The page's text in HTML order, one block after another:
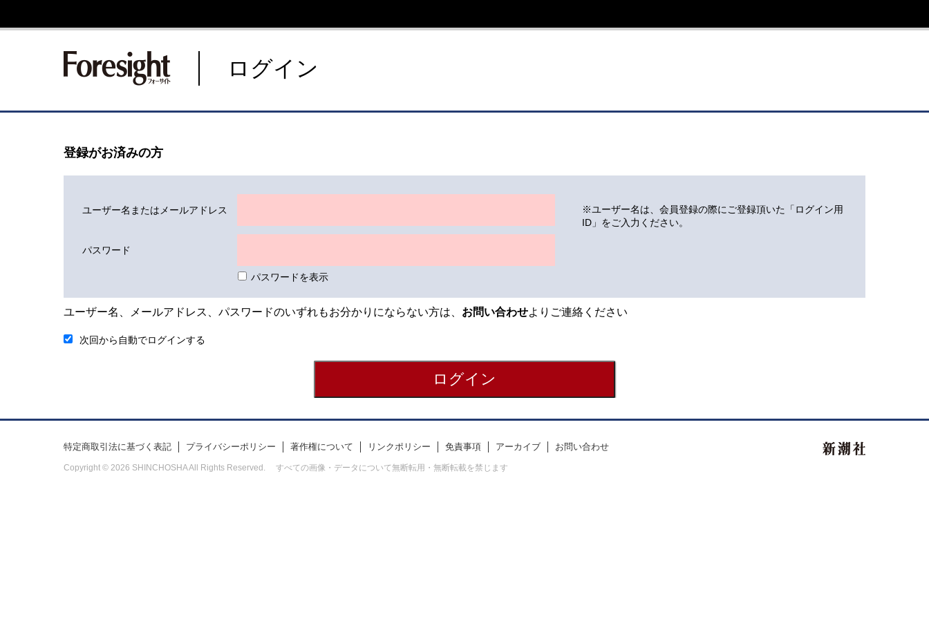
新潮社 Foresight フォーサイト
ログイン
登録がお済みの方
ユーザー名またはメールアドレス
パスワード
パスワードを表示
※ユーザー名は、会員登録の際にご登録頂いた「ログイン用
ID」をご入力ください。
ユーザー名、メールアドレス、パスワードのいずれもお分かりにならない方は、 お問い合わせよりご連絡ください
次回から自動でログインする
特定商取引法に基づく表記 プライバシーポリシー 著作権について リンクポリシー 免責事項 アーカイブ お問い合わせ
Copyright © 2026 SHINCHOSHA All Rights Reserved. すべての画像・データについて無断転用・無断転載を禁じます